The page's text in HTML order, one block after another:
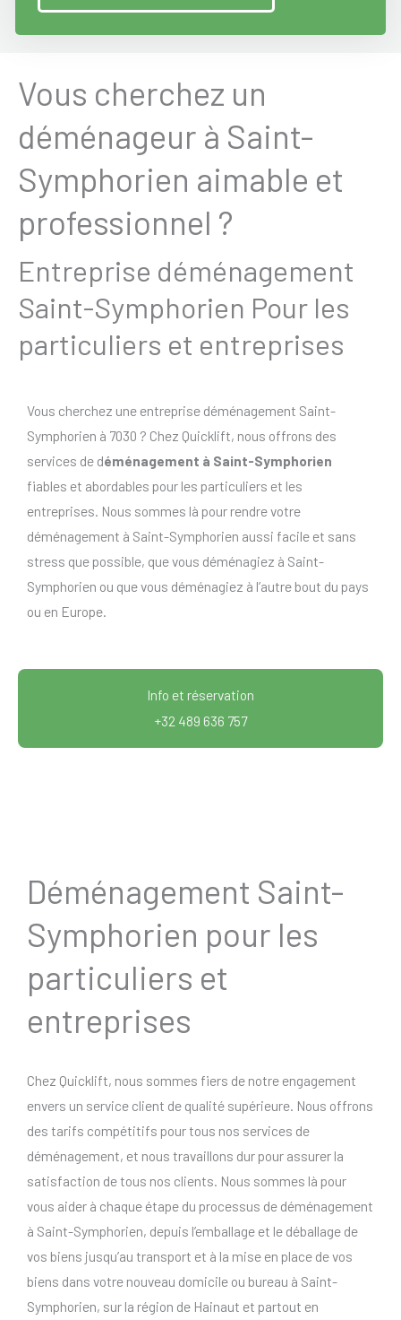
Vous cherchez un
déménageur à Saint-
Symphorien aimable et
professionnel ?
Entreprise déménagement
Saint-Symphorien Pour les
particuliers et entreprises
Vous cherchez une entreprise déménagement Saint-
Symphorien à 7030 ? Chez Quicklift, nous offrons des
services de déménagement à Saint-Symphorien
fiables et abordables pour les particuliers et les
entreprises. Nous sommes là pour rendre votre
déménagement à Saint-Symphorien aussi facile et sans
stress que possible, que vous déménagiez à Saint-
Symphorien ou que vous déménagiez à l’autre bout du pays
ou en Europe.
Info et réservation
+32 489 636 757
Déménagement Saint-
Symphorien pour les
particuliers et
entreprises
Chez Quicklift, nous sommes fiers de notre engagement
envers un service client de qualité supérieure. Nous offrons
des tarifs compétitifs pour tous nos services de
déménagement, et nous travaillons dur pour assurer la
satisfaction de tous nos clients. Nous sommes là pour
vous aider à chaque étape du processus de déménagement
à Saint-Symphorien, depuis l’emballage et le déballage de
vos biens jusqu’au transport et à la mise en place de vos
biens dans votre nouveau domicile ou bureau à Saint-
Symphorien, sur la région de Hainaut et partout en